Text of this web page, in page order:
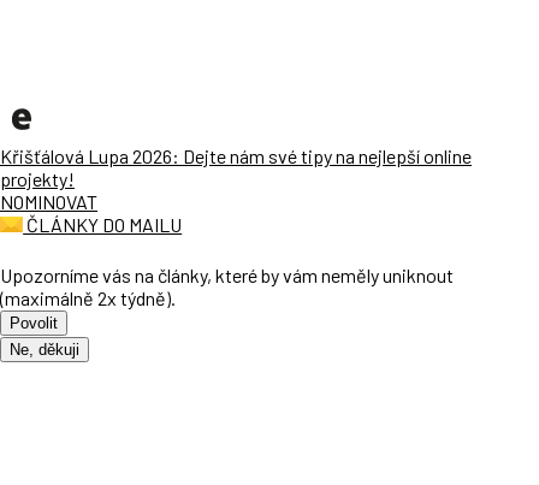
Křišťálová Lupa 2026: Dejte nám své tipy na nejlepší online
projekty!
NOMINOVAT
ČLÁNKY DO MAILU
Upozorníme vás na články, které by vám neměly uniknout
(maximálně 2x týdně).
Povolit
Ne, děkuji